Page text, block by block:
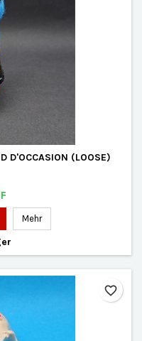
D'OCCASION (LOOSE)
Mehr
favorite_border